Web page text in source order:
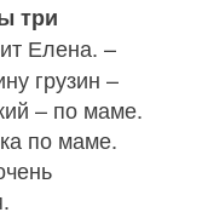
три
Елена. –
грузин –
– по маме.
по маме.